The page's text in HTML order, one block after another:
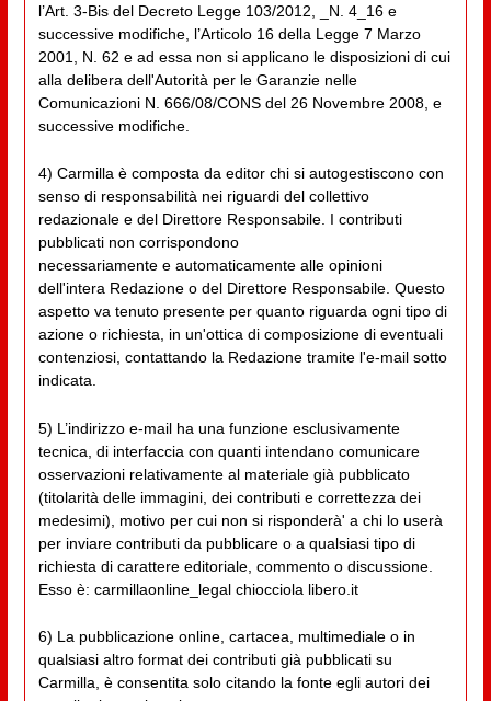
l’Art. 3-Bis del Decreto Legge 103/2012, _N. 4_16 e
successive modifiche, l’Articolo 16 della Legge 7 Marzo
2001, N. 62 e ad essa non si applicano le disposizioni di cui
alla delibera dell'Autorità per le Garanzie nelle
Comunicazioni N. 666/08/CONS del 26 Novembre 2008, e
successive modifiche.
4) Carmilla è composta da editor chi si autogestiscono con
senso di responsabilità nei riguardi del collettivo
redazionale e del Direttore Responsabile. I contributi
pubblicati non corrispondono
necessariamente e automaticamente alle opinioni
dell'intera Redazione o del Direttore Responsabile. Questo
aspetto va tenuto presente per quanto riguarda ogni tipo di
azione o richiesta, in un'ottica di composizione di eventuali
contenziosi, contattando la Redazione tramite l'e-mail sotto
indicata.
5) L’indirizzo e-mail ha una funzione esclusivamente
tecnica, di interfaccia con quanti intendano comunicare
osservazioni relativamente al materiale già pubblicato
(titolarità delle immagini, dei contributi e correttezza dei
medesimi), motivo per cui non si risponderà' a chi lo userà
per inviare contributi da pubblicare o a qualsiasi tipo di
richiesta di carattere editoriale, commento o discussione.
Esso è: carmillaonline_legal chiocciola libero.it
6) La pubblicazione online, cartacea, multimediale o in
qualsiasi altro format dei contributi già pubblicati su
Carmilla, è consentita solo citando la fonte egli autori dei